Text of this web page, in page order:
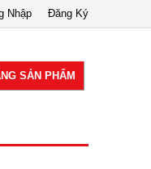
Đăng Ký
Nhập
SẢN PHẨM